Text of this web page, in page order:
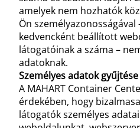
amelyek nem hozhatók
Ön személyazonosságával
kedvencként beállított
látogatóinak a száma –
adatoknak.
Személyes adatok
A MAHART Container
érdekében, hogy
látogatók személyes